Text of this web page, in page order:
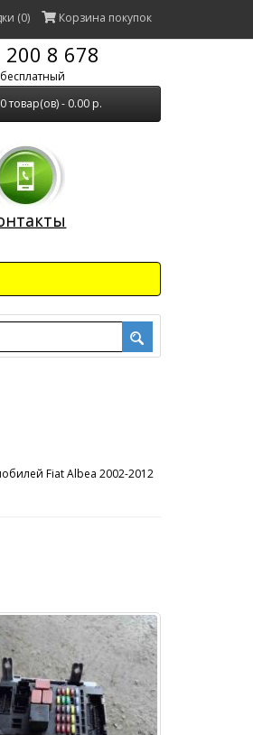
(0) Корзина покупок
8 678
0 товар(ов) - 0.00 р.
Fiat Albea 2002-2012